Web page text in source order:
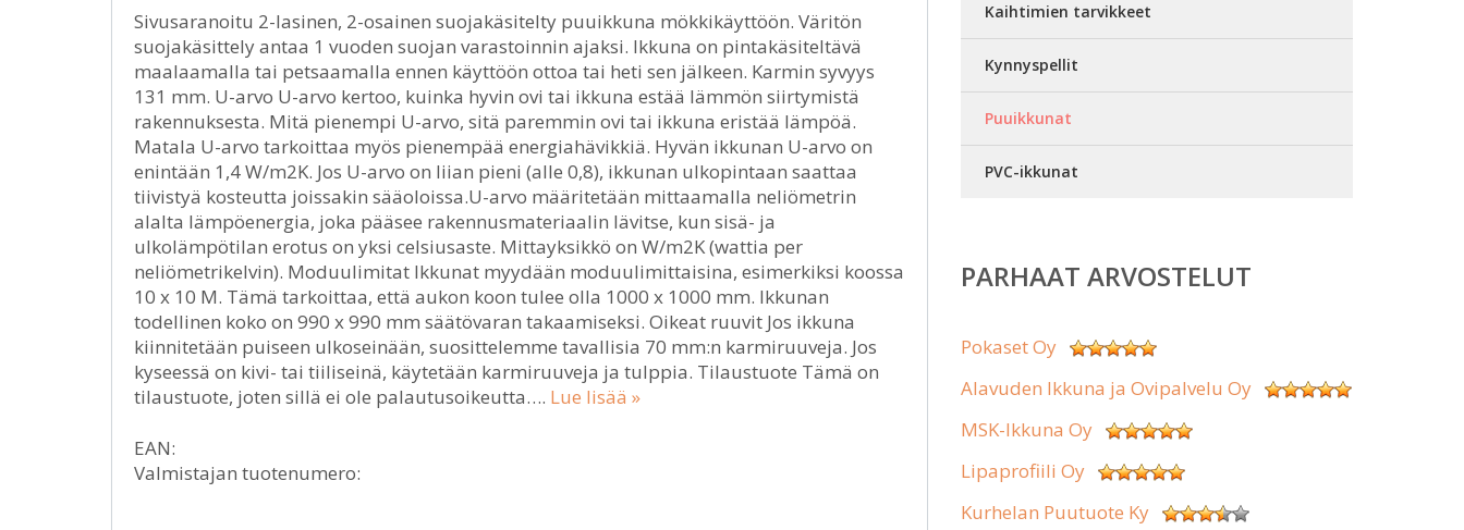
Sivusaranoitu 2-lasinen, 2-osainen suojakäsitelty puuikkuna mökkikäyttöön. Väritön
suojakäsittely antaa 1 vuoden suojan varastoinnin ajaksi. Ikkuna on pintakäsiteltävä
maalaamalla tai petsaamalla ennen käyttöön ottoa tai heti sen jälkeen. Karmin syvyys
131 mm. U-arvo U-arvo kertoo, kuinka hyvin ovi tai ikkuna estää lämmön siirtymistä
rakennuksesta. Mitä pienempi U-arvo, sitä paremmin ovi tai ikkuna eristää lämpöä.
Matala U-arvo tarkoittaa myös pienempää energiahävikkiä. Hyvän ikkunan U-arvo on
enintään 1,4 W/m2K. Jos U-arvo on liian pieni (alle 0,8), ikkunan ulkopintaan saattaa
tiivistyä kosteutta joissakin sääoloissa.U-arvo määritetään mittaamalla neliömetrin
alalta lämpöenergia, joka pääsee rakennusmateriaalin lävitse, kun sisä- ja
ulkolämpötilan erotus on yksi celsiusaste. Mittayksikkö on W/m2K (wattia per
neliömetrikelvin). Moduulimitat Ikkunat myydään moduulimittaisina, esimerkiksi koossa
10 x 10 M. Tämä tarkoittaa, että aukon koon tulee olla 1000 x 1000 mm. Ikkunan
todellinen koko on 990 x 990 mm säätövaran takaamiseksi. Oikeat ruuvit Jos ikkuna
kiinnitetään puiseen ulkoseinään, suosittelemme tavallisia 70 mm:n karmiruuveja. Jos
kyseessä on kivi- tai tiiliseinä, käytetään karmiruuveja ja tulppia. Tilaustuote Tämä on
tilaustuote, joten sillä ei ole palautusoikeutta…. Lue lisää »
EAN:
Valmistajan tuotenumero:
Kaihtimien tarvikkeet
Kynnyspellit
Puuikkunat
PVC-ikkunat
PARHAAT ARVOSTELUT
Pokaset Oy
Alavuden Ikkuna ja Ovipalvelu Oy
MSK-Ikkuna Oy
Lipaprofiili Oy
Kurhelan Puutuote Ky